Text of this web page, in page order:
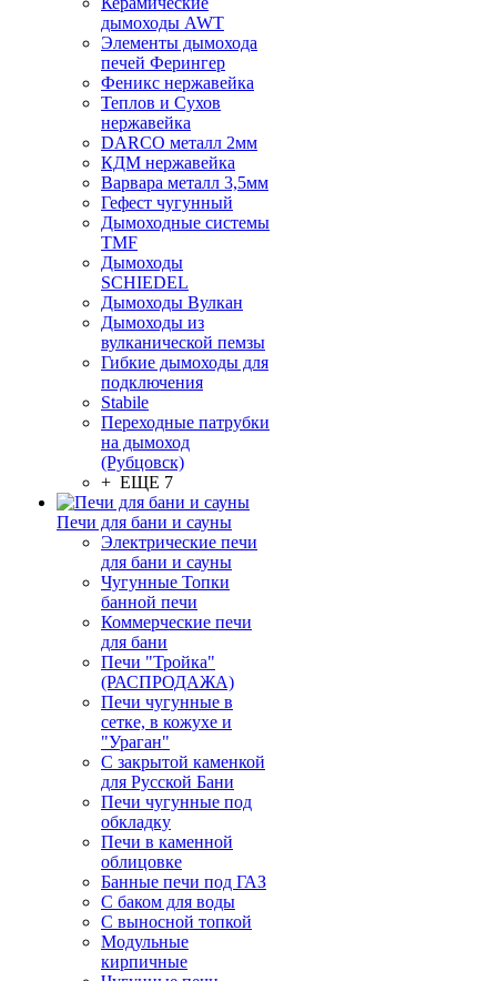
дымоходы AWT
Элементы дымохода
печей Ферингер
Феникс нержавейка
Теплов и Сухов
нержавейка
DARCO металл 2мм
КДМ нержавейка
Варвара металл 3,5мм
Гефест чугунный
Дымоходные системы
TMF
Дымоходы
SCHIEDEL
Дымоходы Вулкан
Дымоходы из
вулканической пемзы
Гибкие дымоходы для
подключения
Stabile
Переходные патрубки
на дымоход
(Рубцовск)
+ ЕЩЕ 7
Печи для бани и сауны
Электрические печи
для бани и сауны
Чугунные Топки
банной печи
Коммерческие печи
для бани
Печи "Тройка"
(РАСПРОДАЖА)
Печи чугунные в
сетке, в кожухе и
"Ураган"
С закрытой каменкой
для Русской Бани
Печи чугунные под
обкладку
Печи в каменной
облицовке
Банные печи под ГАЗ
С баком для воды
С выносной топкой
Модульные
кирпичные